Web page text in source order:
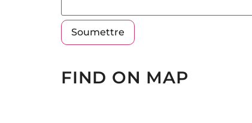
FIND ON MAP